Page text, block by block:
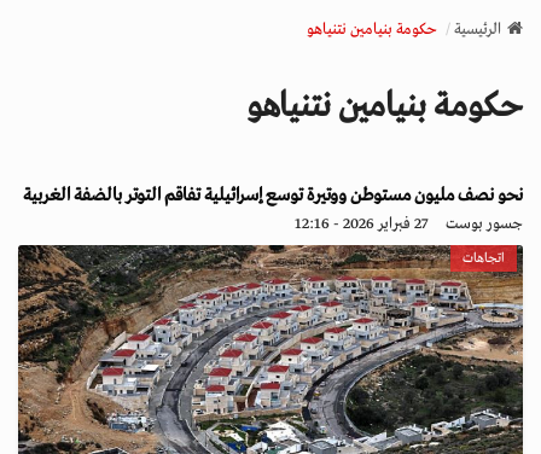
v
a
o
n
الرئيسية حكومة بنيامين نتنياهو
حكومة بنيامين نتنياهو
نحو نصف مليون مستوطن ووتيرة توسع إسرائيلية تفاقم التوتر بالضفة الغربية
جسور بوست 27 فبراير 2026 - 12:16
اتجاهات